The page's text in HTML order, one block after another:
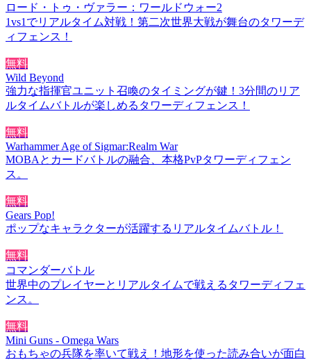
ロード・トゥ・ヴァラー：ワールドウォー2
1vs1でリアルタイム対戦！第二次世界大戦が舞台のタワーデ
ィフェンス！
無料
Wild Beyond
強力な指揮官ユニット召喚のタイミングが鍵！3分間のリア
ルタイムバトルが楽しめるタワーディフェンス！
無料
Warhammer Age of Sigmar:Realm War
MOBAとカードバトルの融合、本格PvPタワーディフェン
ス。
無料
Gears Pop!
ポップなキャラクターが活躍するリアルタイムバトル！
無料
コマンダーバトル
世界中のプレイヤーとリアルタイムで戦えるタワーディフェ
ンス。
無料
Mini Guns - Omega Wars
おもちゃの兵隊を率いて戦え！地形を使った読み合いが面白